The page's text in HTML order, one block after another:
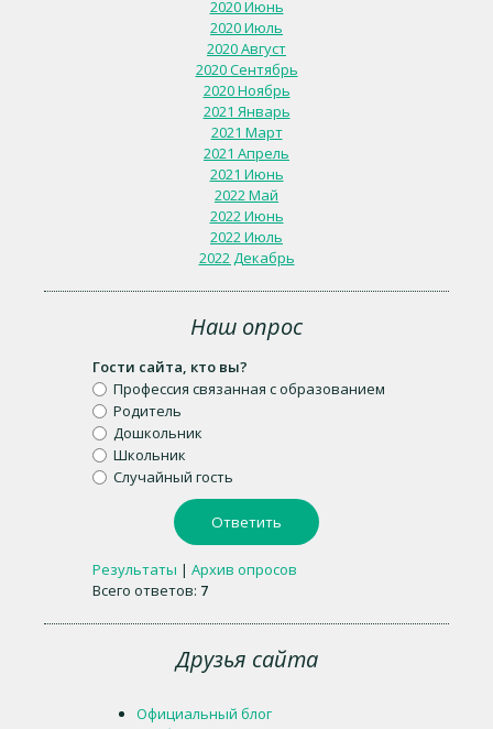
2020 Июнь
2020 Июль
2020 Август
2020 Сентябрь
2020 Ноябрь
2021 Январь
2021 Март
2021 Апрель
2021 Июнь
2022 Май
2022 Июнь
2022 Июль
2022 Декабрь
Наш опрос
Гости сайта, кто вы?
Профессия связанная с образованием
Родитель
Дошкольник
Школьник
Случайный гость
Результаты | Архив опросов
Всего ответов: 7
Друзья сайта
Официальный блог